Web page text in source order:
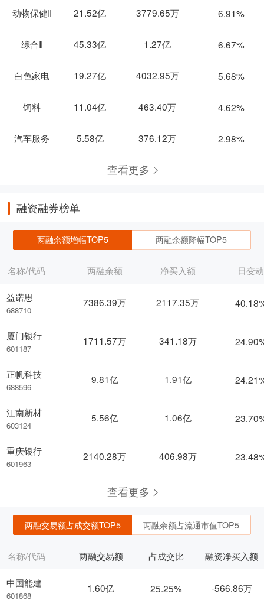
动物保健Ⅱ 21.52亿 3779.65万 6.91%
综合Ⅱ 45.33亿 1.27亿 6.67%
白色家电 19.27亿 4032.95万 5.68%
饲料 11.04亿 463.40万 4.62%
汽车服务 5.58亿 376.12万 2.98%
查看更多
融资融券榜单
两融余额增幅TOP5 两融余额降幅TOP5
名称/代码
益诺思
688710
厦门银行
601187
正帆科技
688596
江南新材
603124
重庆银行
601963
两融余额 净买入额 日变动
7386.39万 2117.35万
1711.57万 341.18万
9.81亿 1.91亿
5.56亿 1.06亿
2140.28万 406.98万
查看更多
两融交易额占成交额TOP5 两融余额占流通市值TOP5
名称/代码
中国能建
601868
两融交易额 占成交比 融资净买入额
1.60亿 25.25% -566.86万